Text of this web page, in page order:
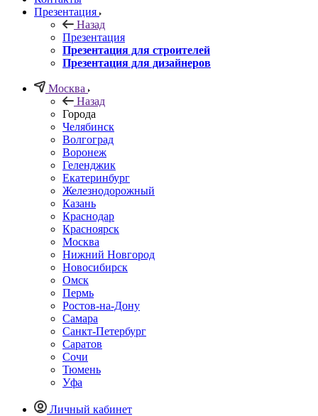
Презентация
Назад
Презентация
Презентация для строителей
Презентация для дизайнеров
Москва
Назад
Города
Челябинск
Волгоград
Воронеж
Геленджик
Екатеринбург
Железнодорожный
Казань
Краснодар
Красноярск
Москва
Нижний Новгород
Новосибирск
Омск
Пермь
Ростов-на-Дону
Самара
Санкт-Петербург
Саратов
Сочи
Тюмень
Уфа
Личный кабинет